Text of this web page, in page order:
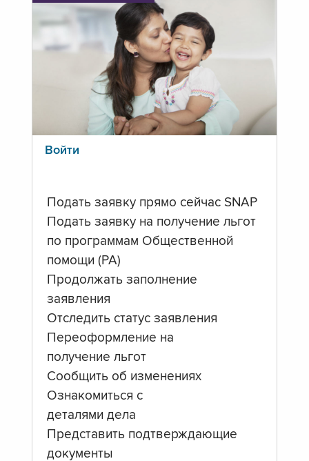
Войти
Подать заявку прямо сейчас SNAP
Подать заявку на получение льгот
по программам Общественной
помощи (PA)
Продолжать заполнение
заявления
Отследить статус заявления
Переоформление на
получение льгот
Сообщить об изменениях
Ознакомиться с
деталями дела
Представить подтверждающие
документы